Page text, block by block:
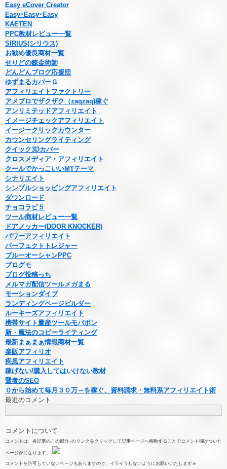
Easy eCover Creator
Easy･Easy･Easy
KAETEN
PPC教材レビュー一覧
SIRIUS(シリウス)
お勧め優良商材一覧
せりどの錬金術師
どんどんブログ応援団
ゆずまるカバーＧ
アフィリエイトファクトリー
アメブロでザクザク（zaqzaq)稼ぐ
アンリミテッドアフィリエイト
イメージチェックアフィリエイト
イージークリックカウンター
カウンセリングライティング
クイック3Dカバー
クロスメディア・アフィリエイト
クールでかっこいいMTテーマ
シナリエイト
シンプルショッピングアフィリエイト
ダウンロード
チョコラビ５
ツール商材レビュー一覧
ドアノッカー(DOOR KNOCKER)
パワーアフィリエイト
パーフェクトトレジャー
ブルーオーシャンPPC
ブログモ
ブログ投稿っち
メルマガ配信ツールメガまる
モーションダイブ
ランディングページビルダー
ルーキーズアフィリエイト
携帯サイト量産ツールモバポン
新・魔法のコピーライティング
最新まぁまぁ情報商材一覧
楽販アフィリオ
疾風アフィリエイト
稼げない/購入してはいけない教材
賢者のSEO
０から始めて毎月３０万～を稼ぐ、資料請求・無料系アフィリエイト術
最近のコメント
コメントについて
コメントは、各記事のこの部分↓のリンクをクリックして記事ページへ移動することでコメント欄がついた
ページがになります。
コメントを許可していないページもありますので、イライラしないようにお願いいたしますｗ